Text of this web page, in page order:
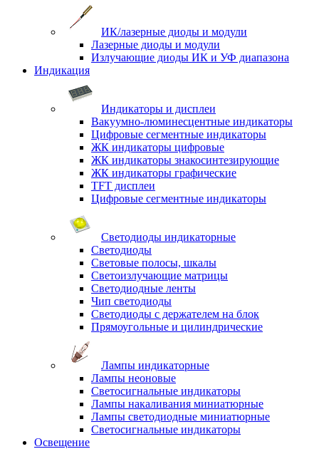
ИК/лазерные диоды и модули
Лазерные диоды и модули
Излучающие диоды ИК и УФ диапазона
Индикация
Индикаторы и дисплеи
Вакуумно-люминесцентные индикаторы
Цифровые сегментные индикаторы
ЖК индикаторы цифровые
ЖК индикаторы знакосинтезирующие
ЖК индикаторы графические
TFT дисплеи
Цифровые сегментные индикаторы
Светодиоды индикаторные
Светодиоды
Световые полосы, шкалы
Светоизлучающие матрицы
Светодиодные ленты
Чип светодиоды
Светодиоды с держателем на блок
Прямоугольные и цилиндрические
Лампы индикаторные
Лампы неоновые
Светосигнальные индикаторы
Лампы накаливания миниатюрные
Лампы светодиодные миниатюрные
Светосигнальные индикаторы
Освещение